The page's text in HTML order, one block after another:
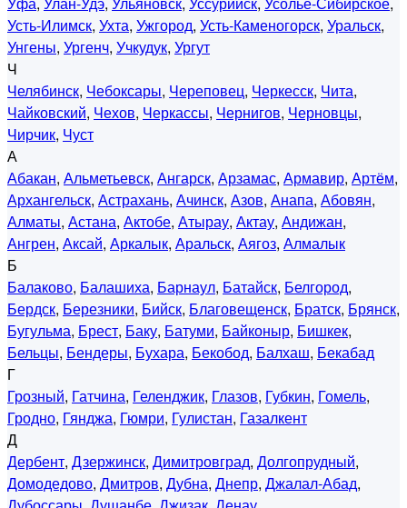
Усть-Илимск, Ухта, Ужгород, Усть-Каменогорск, Уральск,
Унгены, Ургенч, Учкудук, Ургут
Ч
Челябинск, Чебоксары, Череповец, Черкесск, Чита,
Чайковский, Чехов, Черкассы, Чернигов, Черновцы,
Чирчик, Чуст
А
Абакан, Альметьевск, Ангарск, Арзамас, Армавир, Артём,
Архангельск, Астрахань, Ачинск, Азов, Анапа, Абовян,
Алматы, Астана, Актобе, Атырау, Актау, Андижан,
Ангрен, Аксай, Аркалык, Аральск, Аягоз, Алмалык
Б
Балаково, Балашиха, Барнаул, Батайск, Белгород,
Бердск, Березники, Бийск, Благовещенск, Братск, Брянск,
Бугульма, Брест, Баку, Батуми, Байконыр, Бишкек,
Бельцы, Бендеры, Бухара, Бекобод, Балхаш, Бекабад
Г
Грозный, Гатчина, Геленджик, Глазов, Губкин, Гомель,
Гродно, Гянджа, Гюмри, Гулистан, Газалкент
Д
Дербент, Дзержинск, Димитровград, Долгопрудный,
Домодедово, Дмитров, Дубна, Днепр, Джалал-Абад,